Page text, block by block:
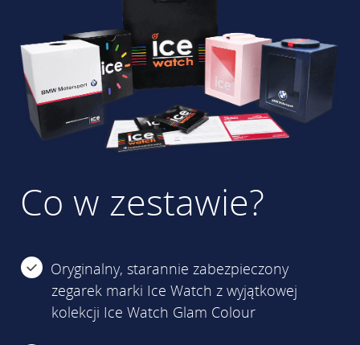
Co w zestawie?
Oryginalny, starannie zabezpieczony
zegarek marki Ice Watch z wyjątkowej
kolekcji Ice Watch Glam Colour